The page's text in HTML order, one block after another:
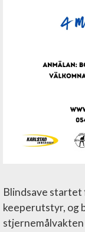
Blindsave startet
keeperutstyr, og